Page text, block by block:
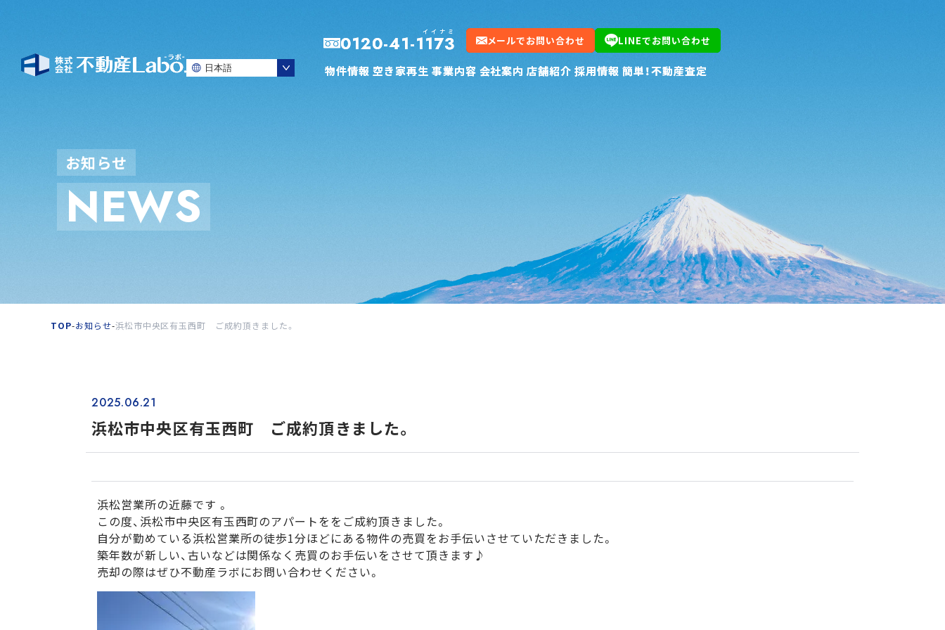
イイナミ
0120-41-1173 メールでお問い合わせ LINEでお問い合わせ
物件情報 空き家再生 事業内容 会社案内 店舗紹介 採用情報 簡単！不動産査定
イイナミ
0120-41-1173 メールでお問い合わせ LINEでお問い合わせ
物件情報 空き家再生 事業内容 会社案内 店舗紹介 採用情報 簡単！不動産査定
お知らせ
NEWS
TOP-お知らせ-浜松市中央区有玉西町 ご成約頂きました。
2025.06.21
浜松市中央区有玉西町 ご成約頂きました。
浜松営業所の近藤です 。
この度、浜松市中央区有玉西町のアパートををご成約頂きました。
自分が勤めている浜松営業所の徒歩1分ほどにある物件の売買をお手伝いさせていただきました。
築年数が新しい、古いなどは関係なく売買のお手伝いをさせて頂きます♪
売却の際はぜひ不動産ラボにお問い合わせください。